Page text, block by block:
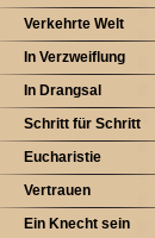
Verkehrte Welt
In Verzweiflung
In Drangsal
Schritt für Schritt
Eucharistie
Vertrauen
Ein Knecht sein